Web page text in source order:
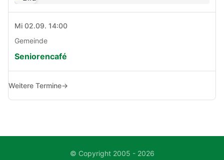
Mi 02.09. 14:00
Gemeinde
Seniorencafé
Weitere Termine→
© Copyright 2005 - 2026